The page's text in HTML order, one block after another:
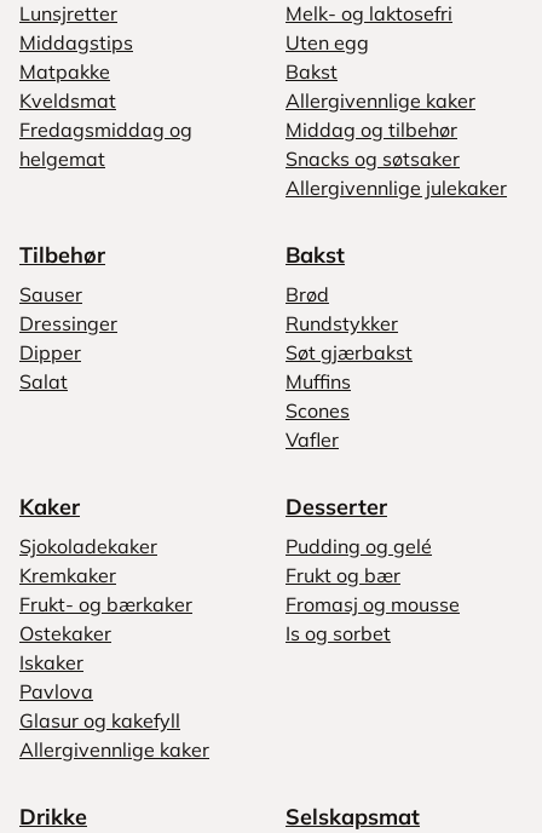
Lunsjretter
Middagstips
Matpakke
Kveldsmat
Fredagsmiddag og
helgemat
Melk- og laktosefri
Uten egg
Bakst
Allergivennlige kaker
Middag og tilbehør
Snacks og søtsaker
Allergivennlige julekaker
Tilbehør
Sauser
Dressinger
Dipper
Salat
Bakst
Brød
Rundstykker
Søt gjærbakst
Muffins
Scones
Vafler
Kaker
Sjokoladekaker
Kremkaker
Frukt- og bærkaker
Ostekaker
Iskaker
Pavlova
Glasur og kakefyll
Allergivennlige kaker
Desserter
Pudding og gelé
Frukt og bær
Fromasj og mousse
Is og sorbet
Drikke Selskapsmat